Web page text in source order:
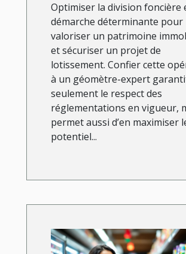
Optimiser la division foncière
démarche déterminante pour
valoriser un patrimoine
et sécuriser un projet de
lotissement. Confier cette
à un géomètre-expert
seulement le respect des
réglementations en vigueur,
permet aussi d’en maximiser
potentiel...